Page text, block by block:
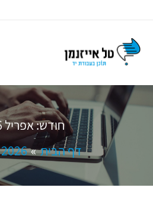
חודש:אפריל 2026
דף הבית
2026